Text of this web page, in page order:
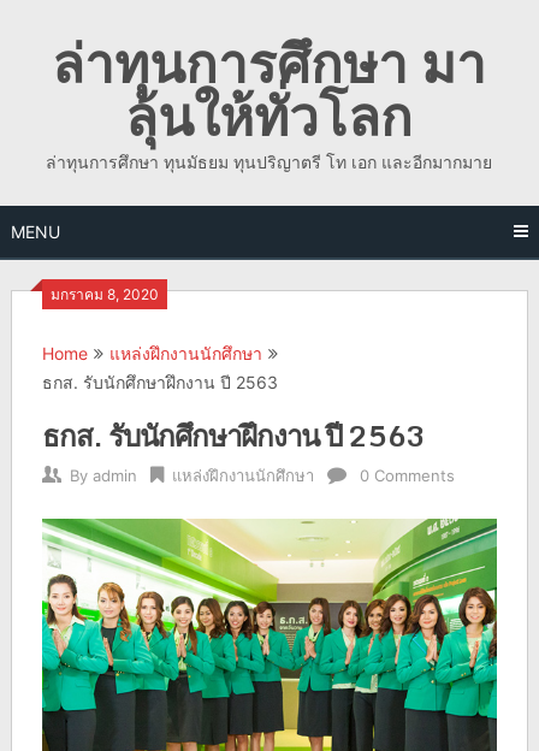
contentล่าทุนการศึกษา มา
ลุ้นให้ทั่วโลก
ล่าทุนการศึกษา ทุนมัธยม ทุนปริญาตรี โท เอก และอีกมากมาย
MENU
มกราคม 8, 2020
Home
แหล่งฝึกงานนักศึกษา
ธกส. รับนักศึกษาฝึกงาน ปี 2563
ธกส. รับนักศึกษาฝึกงาน ปี 2563
By admin แหล่งฝึกงานนักศึกษา 0 Comments